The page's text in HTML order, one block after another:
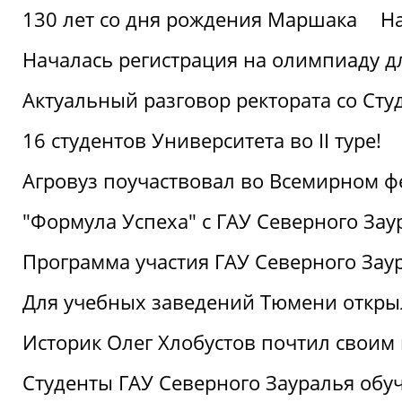
130 лет со дня рождения Маршака
Началась регистрация на олимпиаду
Актуальный разговор ректората со
16 студентов Университета во II туре!
Агровуз поучаствовал во Всемирном
"Формула Успеха" с ГАУ Северного
Программа участия ГАУ Северного
Для учебных заведений Тюмени
Историк Олег Хлобустов почтил
Студенты ГАУ Северного Зауралья